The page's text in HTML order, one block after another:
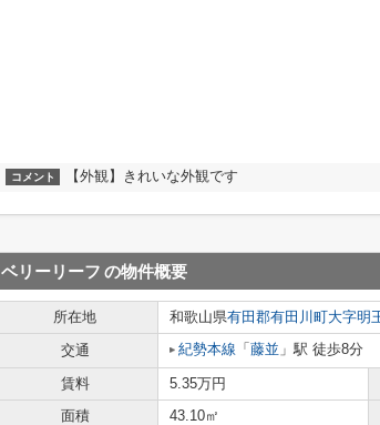
コメント 【外観】きれいな外観です
ベリーリーフ の物件概要
所在地 和歌山県有田郡有田川町大字明
交通
紀勢本線 「 藤並 」駅 徒歩8分
賃料 5.35万円
面積
43.10㎡